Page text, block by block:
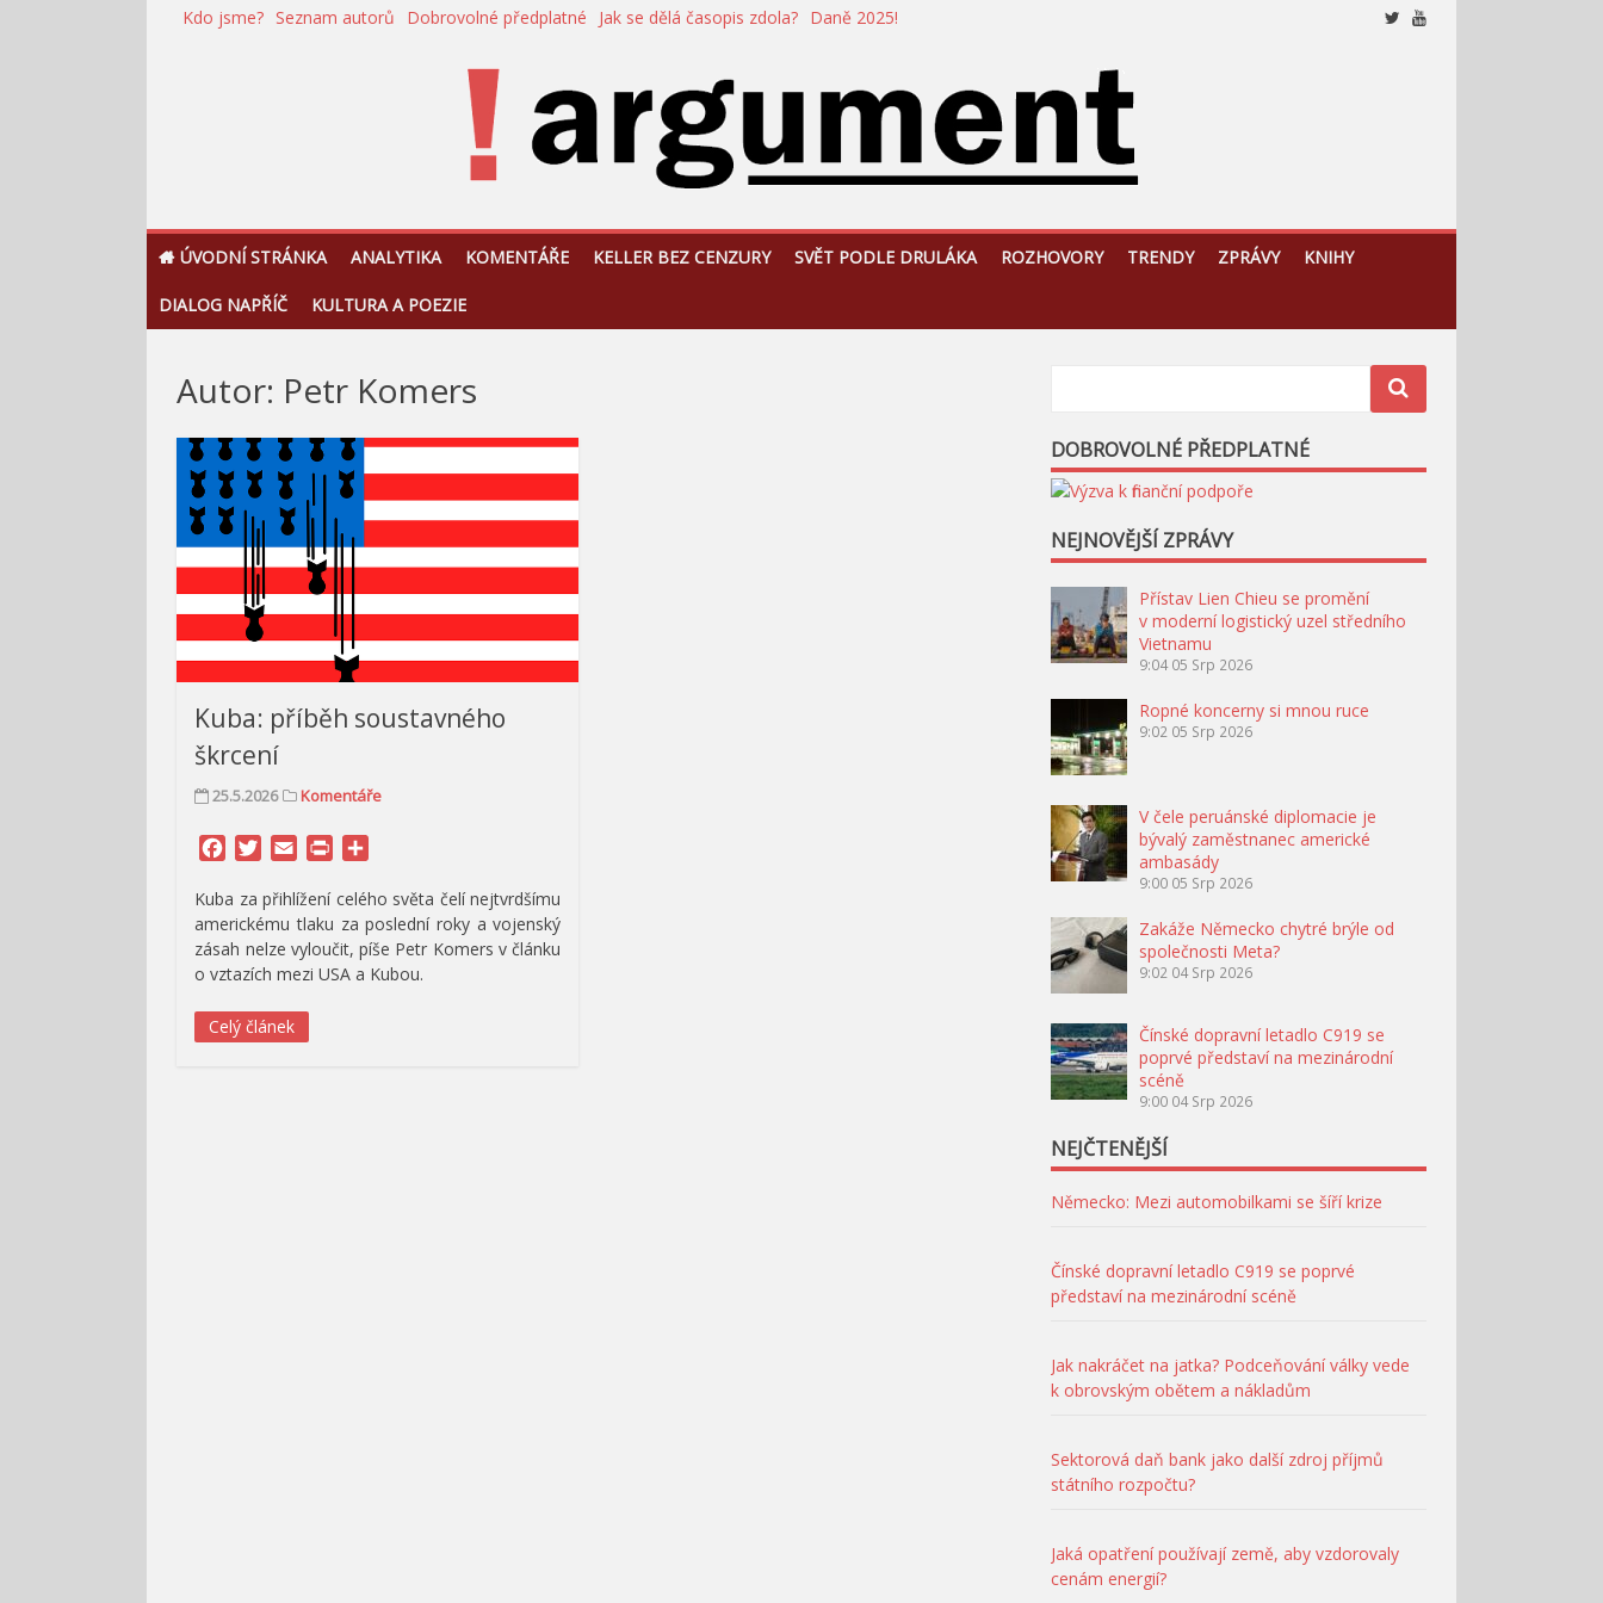
PřeskočitKdo jsme? Seznam autorů Dobrovolné předplatné Jak se dělá časopis zdola? Daně 2025!
!Argument
ÚVODNÍ STRÁNKA ANALYTIKA KOMENTÁŘE KELLER BEZ CENZURY SVĚT PODLE DRULÁKA ROZHOVORY TRENDY ZPRÁVY KNIHY
DIALOG NAPŘÍČ KULTURA A POEZIE
Autor: Petr Komers
Kuba: příběh soustavného
škrcení
25.5.2026 Komentáře
Facebook
Twitter
Email Print
Kuba za přihlížení celého světa čelí nejtvrdšímu
americkému tlaku za poslední roky a vojenský
zásah nelze vyloučit, píše Petr Komers v článku
o vztazích mezi USA a Kubou.
Celý článek
DOBROVOLNÉ PŘEDPLATNÉ
NEJNOVĚJŠÍ ZPRÁVY
Přístav Lien Chieu se promění
v moderní logistický uzel středního
Vietnamu
9:04 05 Srp 2026
Ropné koncerny si mnou ruce
9:02 05 Srp 2026
V čele peruánské diplomacie je
bývalý zaměstnanec americké
ambasády
9:00 05 Srp 2026
Zakáže Německo chytré brýle od
společnosti Meta?
9:02 04 Srp 2026
Čínské dopravní letadlo C919 se
poprvé představí na mezinárodní
scéně
9:00 04 Srp 2026
NEJČTENĚJŠÍ
Německo: Mezi automobilkami se šíří krize
Čínské dopravní letadlo C919 se poprvé
představí na mezinárodní scéně
Jak nakráčet na jatka? Podceňování války vede
k obrovským obětem a nákladům
Sektorová daň bank jako další zdroj příjmů
státního rozpočtu?
Jaká opatření používají země, aby vzdorovaly
cenám energií?